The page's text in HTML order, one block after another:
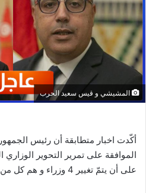
المشيشي و قيس سعيد الحرب
أكّدت اخبار متطابقة أن رئيس
الموافقة على تمرير التحوير
على أن يتمّ تغيير 4 وزراء و هم كل من :